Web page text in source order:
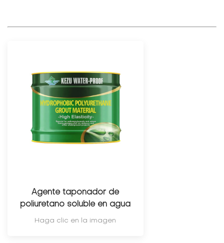
Agente taponador de
poliuretano soluble en agua
Haga clic en la imagen